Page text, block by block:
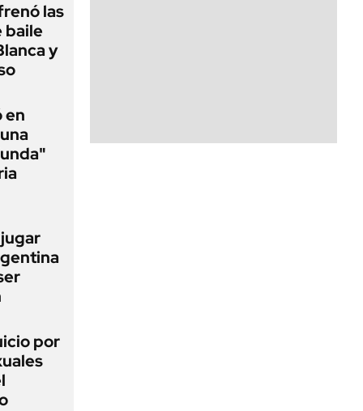
las
baile
y
en
por